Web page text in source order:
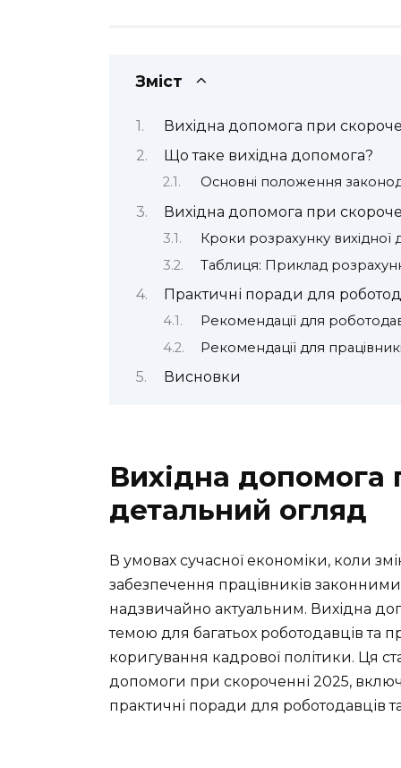
Зміст
Вихідна допомога при
Що таке вихідна допомога?
Основні положення
Вихідна допомога при
Кроки розрахунку вихідної
Таблиця: Приклад
Практичні поради для
Рекомендації для
Рекомендації для
Висновки
Вихідна допомога
детальний огляд
В умовах сучасної економіки, коли
забезпечення працівників
надзвичайно актуальним. Вихідна
темою для багатьох роботодавців та
коригування кадрової політики. Ця
допомоги при скороченні 2025,
практичні поради для роботодавців